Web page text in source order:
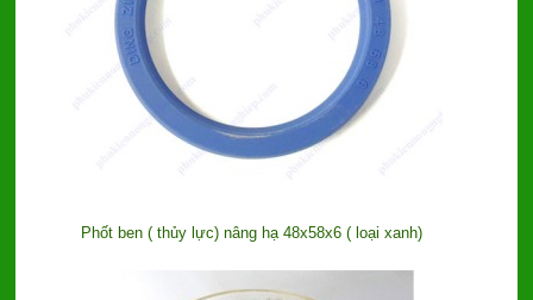
Phốt ben ( thủy lực) nâng hạ 48x58x6 ( loại xanh)